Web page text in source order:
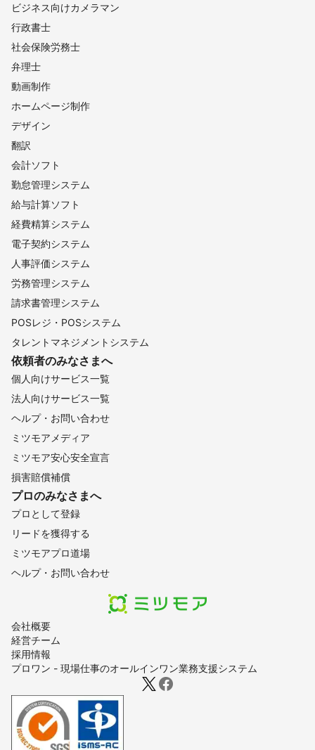
会社概要
経営チーム
採用情報
プロワン - 現場仕事のオールインワン業務支援システム
ビジネス向けカメラマン
行政書士
社会保険労務士
弁理士
動画制作
ホームページ制作
デザイン
翻訳
会計ソフト
勤怠管理システム
給与計算ソフト
経費精算システム
電子契約システム
人事評価システム
労務管理システム
請求書管理システム
POSレジ・POSシステム
タレントマネジメントシステム
依頼者のみなさまへ
個人向けサービス一覧
法人向けサービス一覧
ヘルプ・お問い合わせ
ミツモアメディア
ミツモア安心安全宣言
損害賠償補償
プロのみなさまへ
プロとして登録
リードを獲得する
ミツモアプロ道場
ヘルプ・お問い合わせ